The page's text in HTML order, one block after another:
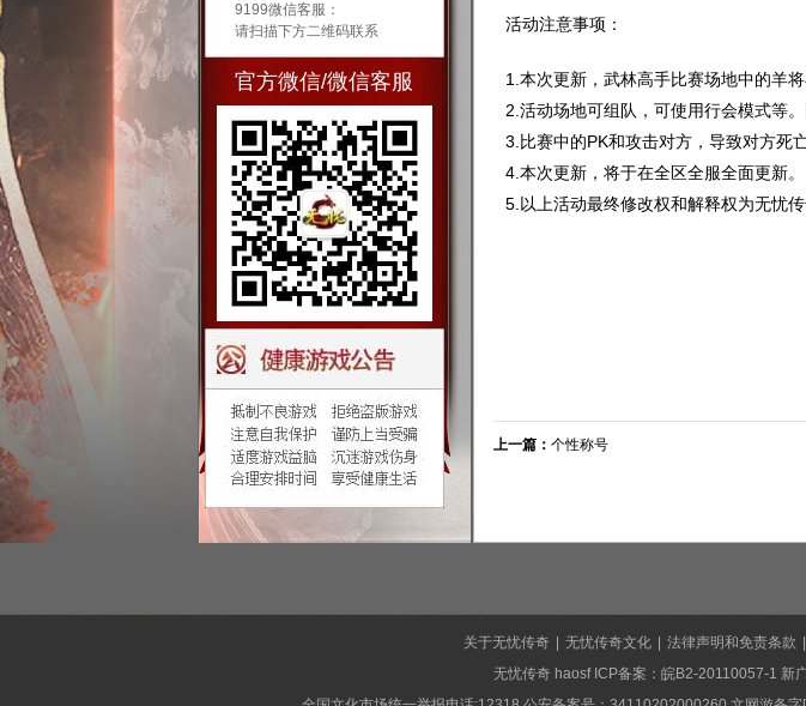
9199微信客服：
请扫描下方二维码联系
官方微信/微信客服
活动注意事项：
1.本次更新，武林高手比赛场地中的羊
2.活动场地可组队，可使用行会模式等
3.比赛中的PK和攻击对方，导致对方死
4.本次更新，将于在全区全服全面更新。
5.以上活动最终修改权和解释权为无忧传
上一篇： 个性称号
关于无忧传奇 无忧传奇文化 法律声明和免责条款
无忧传奇 haosfICP备案： 皖B2-20110057-1 新